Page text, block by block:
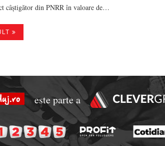
câștigător din PNRR în valoare de…
este parte a